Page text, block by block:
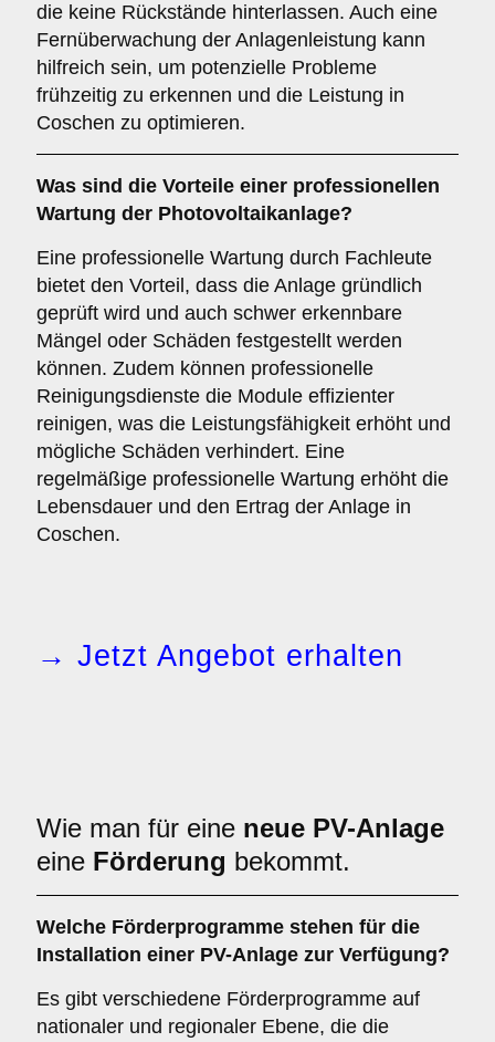
die keine Rückstände hinterlassen. Auch eine
Fernüberwachung der Anlagenleistung kann
hilfreich sein, um potenzielle Probleme
frühzeitig zu erkennen und die Leistung in
Coschen zu optimieren.
Was sind die Vorteile einer professionellen
Wartung der Photovoltaikanlage?
Eine professionelle Wartung durch Fachleute
bietet den Vorteil, dass die Anlage gründlich
geprüft wird und auch schwer erkennbare
Mängel oder Schäden festgestellt werden
können. Zudem können professionelle
Reinigungsdienste die Module effizienter
reinigen, was die Leistungsfähigkeit erhöht und
mögliche Schäden verhindert. Eine
regelmäßige professionelle Wartung erhöht die
Lebensdauer und den Ertrag der Anlage in
Coschen.
→ Jetzt Angebot erhalten
Wie man für eine neue PV-Anlage
eine Förderung bekommt.
Welche Förderprogramme stehen für die
Installation einer PV-Anlage zur Verfügung?
Es gibt verschiedene Förderprogramme auf
nationaler und regionaler Ebene, die die